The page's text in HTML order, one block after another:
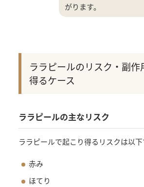
がります。
ララピールのリスク・副作
得るケース
ララピールの主なリスク
ララピールで起こり得るリスクは以下
赤み
ほてり